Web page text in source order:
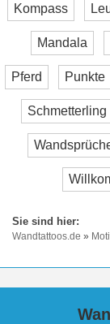
Kompass
Mandala
Pferd Punkte
Schmetterling
Wandtattoos.de »